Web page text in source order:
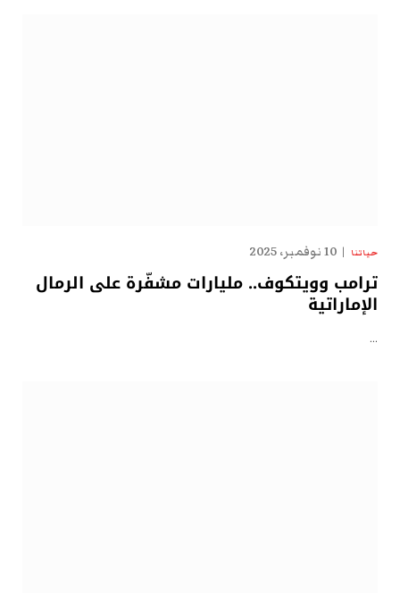
حياتنا 10 نوفمبر، 2025
ترامب وويتكوف.. مليارات مشفّرة على الرمال
الإماراتية
…